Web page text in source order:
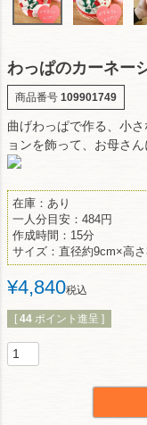
わっぱのカーネー
商品番号 109901749
曲げわっぱで作る、小
ョンを飾って、お母さん
在庫：あり
一人分目安：484円
作成時間：15分
サイズ：直径約9cm×高
¥4,840税込
[ 44 ポイント進呈 ]